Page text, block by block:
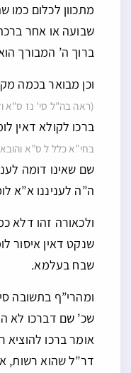
מתכוון לכלום כמו
שבועה או אחר
ברוך ה’ המבורך
וכן מבואר בכמה
(ראה בה”ל סי’ נז ס”א
ברכו לקולא דאין
בחי”א כלל ל ס”א
שם שאינו דומה
ה”ה לעניננו א”א
ולכאורה זהו דלא
שנקט דאין איסור
שבח בעלמא.
ומהרי”ף בתשובה
שכ’ שם דברכו לא
אומר ברכו להוציא
דר”ל שהוא רשות,